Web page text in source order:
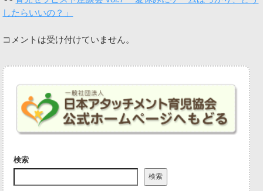
したらいいの？」
コメントは受け付けていません。
検索
検索